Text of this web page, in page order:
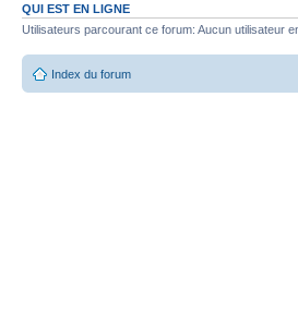
QUI EST EN LIGNE
Utilisateurs parcourant ce forum: Aucun utilisateur
Index du forum